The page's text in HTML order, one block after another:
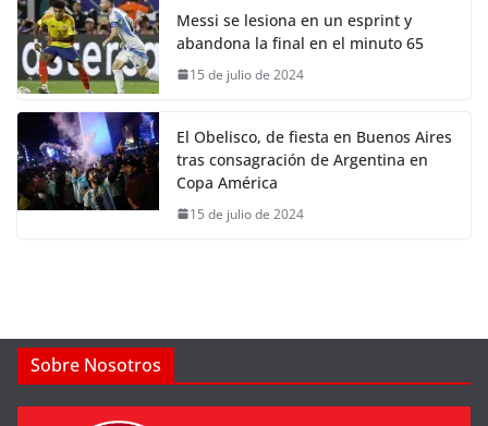
Messi se lesiona en un esprint y
abandona la final en el minuto 65
15 de julio de 2024
El Obelisco, de fiesta en Buenos Aires
tras consagración de Argentina en
Copa América
15 de julio de 2024
Sobre Nosotros